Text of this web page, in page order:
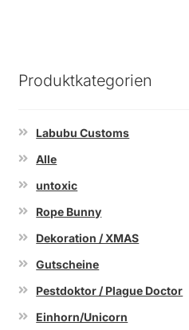
Produktkategorien
Labubu Customs
Alle
untoxic
Rope Bunny
Dekoration / XMAS
Gutscheine
Pestdoktor / Plague Doctor
Einhorn/Unicorn